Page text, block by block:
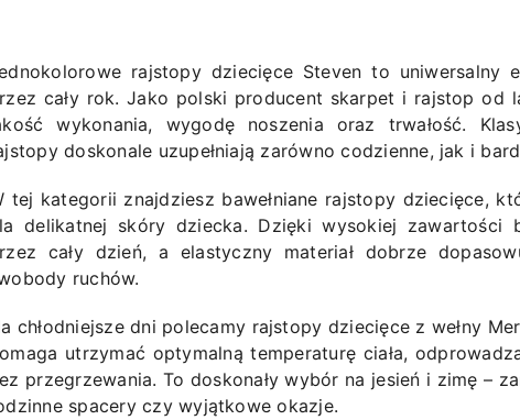
rajstopy dziecięce Steven to uniwersalny
cały rok. Jako polski producent skarpet i rajstop od
wykonania, wygodę noszenia oraz trwałość.
doskonale uzupełniają zarówno codzienne, jak i
tej kategorii znajdziesz bawełniane rajstopy dziecięce,
delikatnej skóry dziecka. Dzięki wysokiej zawartości
cały dzień, a elastyczny materiał dobrze
ruchów.
chłodniejsze dni polecamy rajstopy dziecięce z wełny
utrzymać optymalną temperaturę ciała,
przegrzewania. To doskonały wybór na jesień i zimę –
spacery czy wyjątkowe okazje.